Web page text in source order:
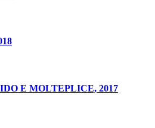
E MOLTEPLICE, 2017